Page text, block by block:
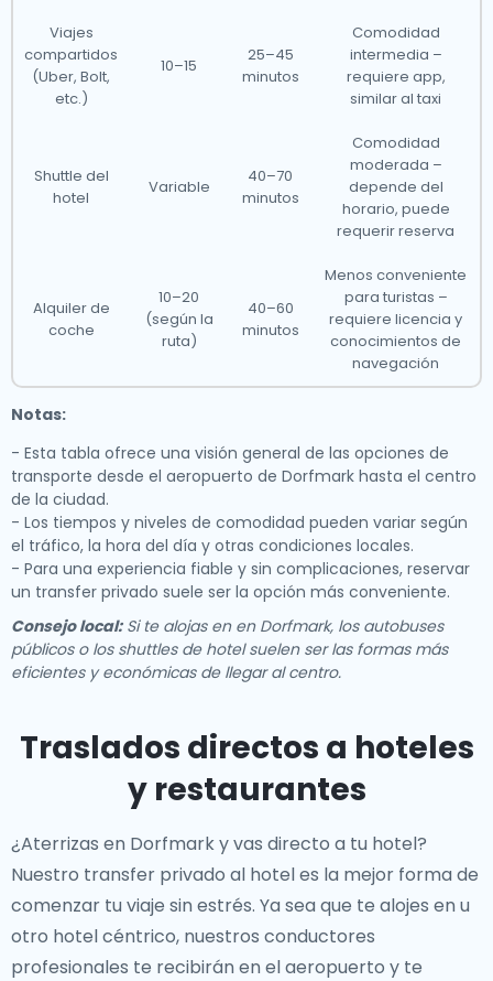
Viajes
compartidos
(Uber, Bolt,
etc.)
10–15
25–45
minutos
Comodidad
intermedia –
requiere app,
similar al taxi
Shuttle del
hotel
Variable
40–70
minutos
Comodidad
moderada –
depende del
horario, puede
requerir reserva
Alquiler de
coche
10–20
(según la
ruta)
40–60
minutos
Menos conveniente
para turistas –
requiere licencia y
conocimientos de
navegación
Notas:
- Esta tabla ofrece una visión general de las opciones de
transporte desde el aeropuerto de Dorfmark hasta el centro
de la ciudad.
- Los tiempos y niveles de comodidad pueden variar según
el tráfico, la hora del día y otras condiciones locales.
- Para una experiencia fiable y sin complicaciones, reservar
un transfer privado suele ser la opción más conveniente.
Consejo local:Si te alojas en en Dorfmark, los autobuses
públicos o los shuttles de hotel suelen ser las formas más
eficientes y económicas de llegar al centro.
Traslados directos a hoteles
y restaurantes
¿Aterrizas en Dorfmark y vas directo a tu hotel?
Nuestro transfer privado al hoteles la mejor forma de
comenzar tu viaje sin estrés. Ya sea que te alojes en u
otro hotel céntrico, nuestros conductores
profesionales te recibirán en el aeropuerto y te